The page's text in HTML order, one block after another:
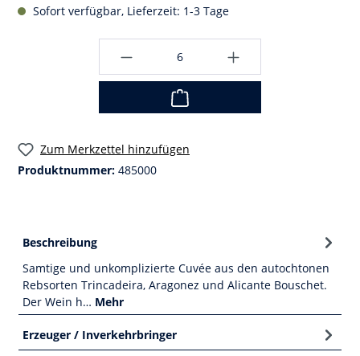
Sofort verfügbar, Lieferzeit: 1-3 Tage
Zum Merkzettel hinzufügen
Produktnummer: 485000
Beschreibung
Samtige und unkomplizierte Cuvée aus den autochtonen
Rebsorten Trincadeira, Aragonez und Alicante Bouschet.
Der Wein h… Mehr
Erzeuger / Inverkehrbringer